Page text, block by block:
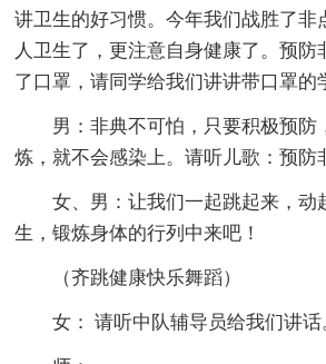
讲卫生的好习惯。今年我们战胜了非
人卫生了，更注意自身健康了。预防
了口罩，请同学给我们讲讲带口罩的
男：非典不可怕，只要积极预防
炼，就不会感染上。请听儿歌：预防
女、男：让我们一起跳起来，动
生，锻炼身体的行列中来吧！
（齐跳健康快乐舞蹈）
女： 请听中队辅导员给我们讲话